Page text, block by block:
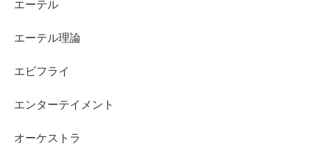
エーテル
エーテル理論
エビフライ
エンターテイメント
オーケストラ